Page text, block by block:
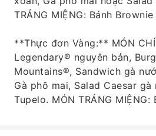
TRÁNG MIỆNG: Bánh Brownie
**Thực đơn Vàng:** MÓN
Legendary® nguyên bản,
Mountains®, Sandwich gà
Gà phô mai, Salad Caesar
Tupelo. MÓN TRÁNG MIỆNG: